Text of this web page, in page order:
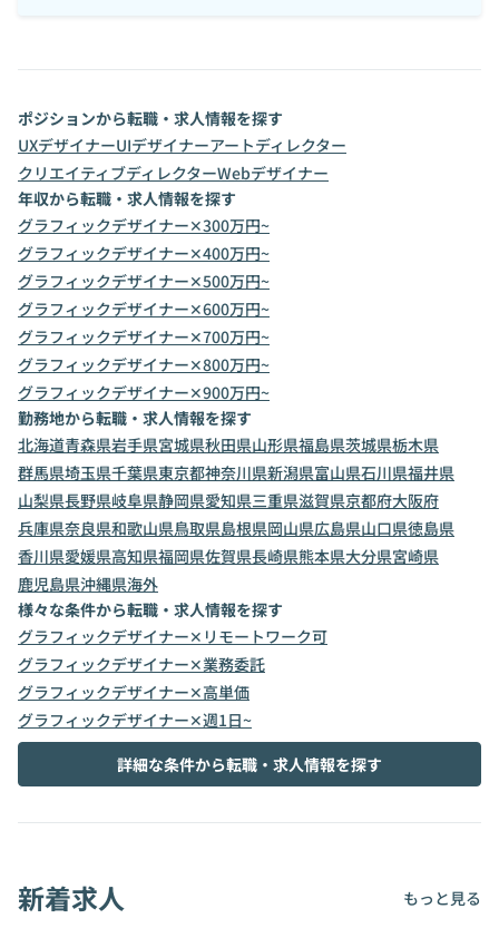
ポジションから転職・求人情報を探す
UXデザイナーUIデザイナーアートディレクター
クリエイティブディレクターWebデザイナー
年収から転職・求人情報を探す
グラフィックデザイナー✕300万円~
グラフィックデザイナー✕400万円~
グラフィックデザイナー✕500万円~
グラフィックデザイナー✕600万円~
グラフィックデザイナー✕700万円~
グラフィックデザイナー✕800万円~
グラフィックデザイナー✕900万円~
勤務地から転職・求人情報を探す
北海道青森県岩手県宮城県秋田県山形県福島県茨城県栃木県
群馬県埼玉県千葉県東京都神奈川県新潟県富山県石川県福井県
山梨県長野県岐阜県静岡県愛知県三重県滋賀県京都府大阪府
兵庫県奈良県和歌山県鳥取県島根県岡山県広島県山口県徳島県
香川県愛媛県高知県福岡県佐賀県長崎県熊本県大分県宮崎県
鹿児島県沖縄県海外
様々な条件から転職・求人情報を探す
グラフィックデザイナー✕リモートワーク可
グラフィックデザイナー✕業務委託
グラフィックデザイナー✕高単価
グラフィックデザイナー✕週1日~
詳細な条件から転職・求人情報を探す
新着求人 もっと見る